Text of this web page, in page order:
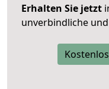
Erhalten Sie jetzt
unverbindliche